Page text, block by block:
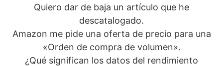
Quiero dar de baja un artículo que he
descatalogado.
Amazon me pide una oferta de precio para una
«Orden de compra de volumen».
¿Qué significan los datos del rendimiento